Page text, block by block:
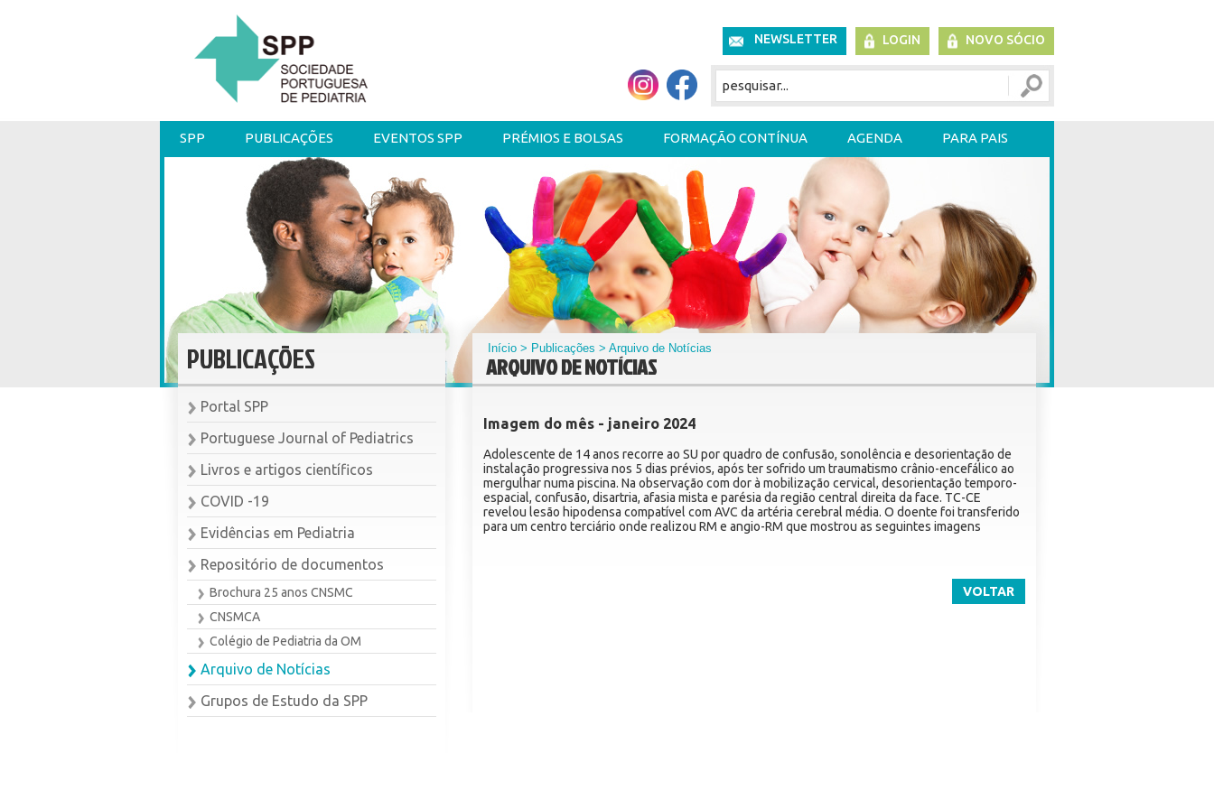
NEWSLETTER LOGIN NOVO SÓCIO
SPP PUBLICAÇÕES EVENTOS SPP PRÉMIOS E BOLSAS FORMAÇÃO CONTÍNUA AGENDA PARA PAIS
PUBLICAÇÕES
Portal SPP
Portuguese Journal of Pediatrics
Livros e artigos científicos
COVID -19
Evidências em Pediatria
Repositório de documentos
Brochura 25 anos CNSMC
CNSMCA
Colégio de Pediatria da OM
Arquivo de Notícias
Grupos de Estudo da SPP
Início > Publicações > Arquivo de Notícias
ARQUIVO DE NOTÍCIAS
Imagem do mês - janeiro 2024
Adolescente de 14 anos recorre ao SU por quadro de confusão, sonolência e desorientação de
instalação progressiva nos 5 dias prévios, após ter sofrido um traumatismo crânio-encefálico ao
mergulhar numa piscina. Na observação com dor à mobilização cervical, desorientação temporo-
espacial, confusão, disartria, afasia mista e parésia da região central direita da face. TC-CE
revelou lesão hipodensa compatível com AVC da artéria cerebral média. O doente foi transferido
para um centro terciário onde realizou RM e angio-RM que mostrou as seguintes imagens
VOLTAR